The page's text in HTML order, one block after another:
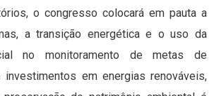
o congresso colocará em pauta a
a transição energética e o uso da
no monitoramento de metas de
investimentos em energias renováveis,